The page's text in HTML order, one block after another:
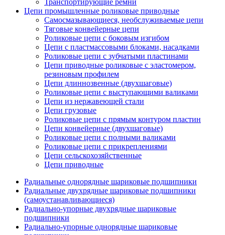
Транспортирующие ремни
Цепи промышленные роликовые приводные
Самосмазывающиеся, необслуживаемые цепи
Тяговые конвейерные цепи
Роликовые цепи с боковым изгибом
Цепи с пластмассовыми блоками, насадками
Роликовые цепи с зубчатыми пластинами
Цепи приводные роликовые с эластомером,
резиновым профилем
Цепи длиннозвенные (двухшаговые)
Роликовые цепи с выступающими валиками
Цепи из нержавеющей стали
Цепи грузовые
Роликовые цепи с прямым контуром пластин
Цепи конвейерные (двухшаговые)
Роликовые цепи с полными валиками
Роликовые цепи с прикреплениями
Цепи сельскохозяйственные
Цепи приводные
Радиальные однорядные шариковые подшипники
Радиальные двухрядные шариковые подшипники
(самоустанавливающиеся)
Радиально-упорные двухрядные шариковые
подшипники
Радиально-упорные однорядные шариковые